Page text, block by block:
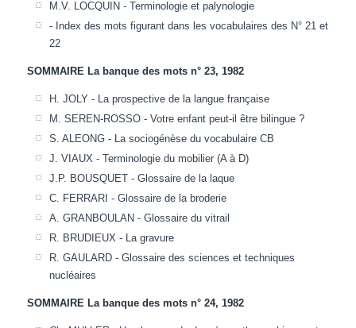
M.V. LOCQUIN - Terminologie et palynologie
- Index des mots figurant dans les vocabulaires des N° 21 et
22
SOMMAIRE La banque des mots n° 23, 1982
H. JOLY - La prospective de la langue française
M. SEREN-ROSSO - Votre enfant peut-il être bilingue ?
S. ALEONG - La sociogénèse du vocabulaire CB
J. VIAUX - Terminologie du mobilier (A à D)
J.P. BOUSQUET - Glossaire de la laque
C. FERRARI - Glossaire de la broderie
A. GRANBOULAN - Glossaire du vitrail
R. BRUDIEUX - La gravure
R. GAULARD - Glossaire des sciences et techniques
nucléaires
SOMMAIRE La banque des mots n° 24, 1982